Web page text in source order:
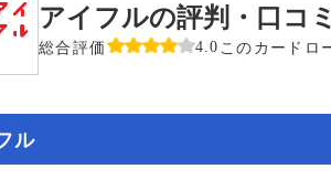
アイフルの評判・口コ
総合評価 4.0 このカードロ
ル